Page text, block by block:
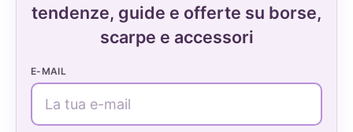
tendenze, guide e offerte su borse,
scarpe e accessori
E-MAIL